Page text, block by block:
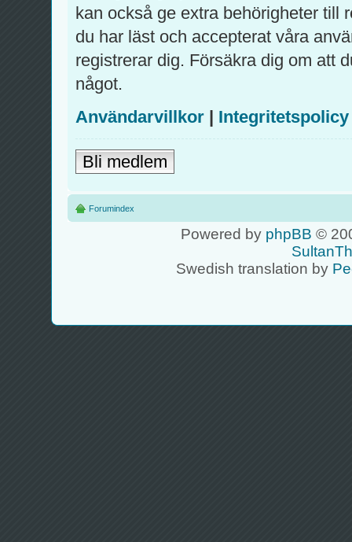
kan också ge extra behörigheter till
du har läst och accepterat våra
registrerar dig. Försäkra dig om att
något.
Användarvillkor | Integritetspolicy
Bli medlem
Forumindex
Powered by phpBB ©
Swedish translation by